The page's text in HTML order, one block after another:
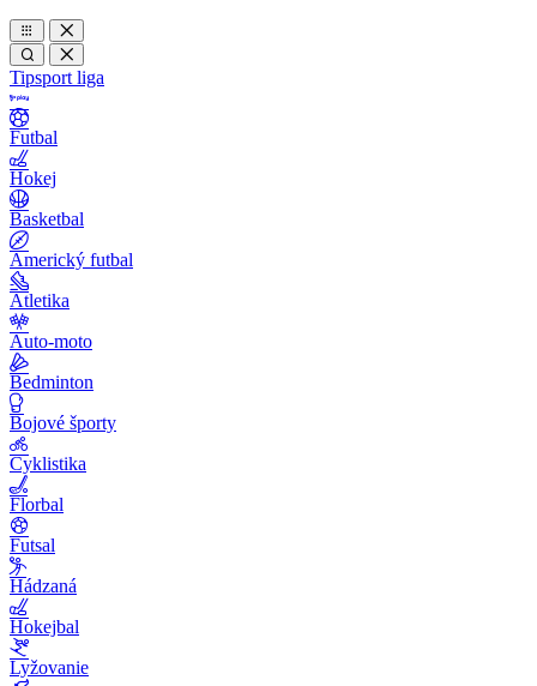
Tipsport liga
Futbal
Hokej
Basketbal
Americký futbal
Atletika
Auto-moto
Bedminton
Bojové športy
Cyklistika
Florbal
Futsal
Hádzaná
Hokejbal
Lyžovanie